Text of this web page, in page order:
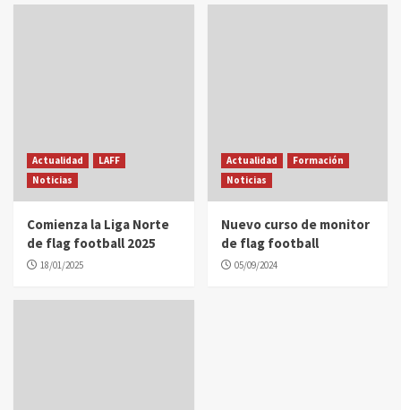
Actualidad
LAFF
Noticias
Comienza la Liga Norte
de flag football 2025
18/01/2025
Actualidad
Formación
Noticias
Nuevo curso de monitor
de flag football
05/09/2024